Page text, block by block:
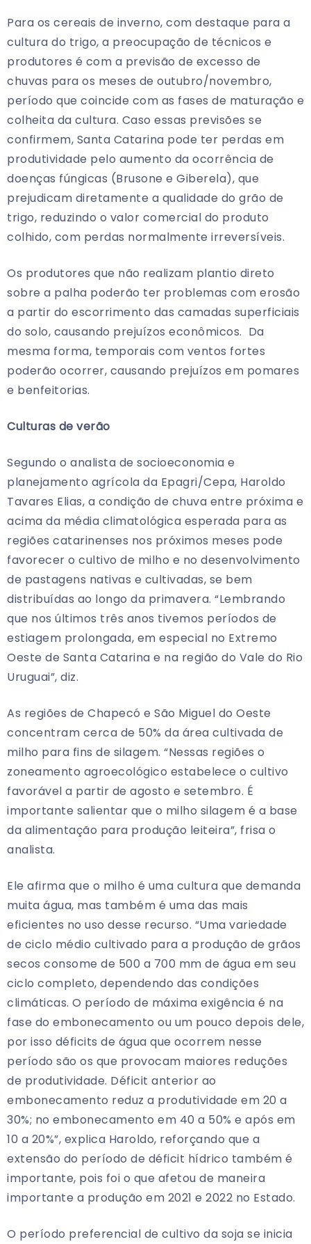
Para os cereais de inverno, com destaque para a
cultura do trigo, a preocupação de técnicos e
produtores é com a previsão de excesso de
chuvas para os meses de outubro/novembro,
período que coincide com as fases de maturação e
colheita da cultura. Caso essas previsões se
confirmem, Santa Catarina pode ter perdas em
produtividade pelo aumento da ocorrência de
doenças fúngicas (Brusone e Giberela), que
prejudicam diretamente a qualidade do grão de
trigo, reduzindo o valor comercial do produto
colhido, com perdas normalmente irreversíveis.
Os produtores que não realizam plantio direto
sobre a palha poderão ter problemas com erosão
a partir do escorrimento das camadas superficiais
do solo, causando prejuízos econômicos. Da
mesma forma, temporais com ventos fortes
poderão ocorrer, causando prejuízos em pomares
e benfeitorias.
Culturas de verão
Segundo o analista de socioeconomia e
planejamento agrícola da Epagri/Cepa, Haroldo
Tavares Elias, a condição de chuva entre próxima e
acima da média climatológica esperada para as
regiões catarinenses nos próximos meses pode
favorecer o cultivo de milho e no desenvolvimento
de pastagens nativas e cultivadas, se bem
distribuídas ao longo da primavera. “Lembrando
que nos últimos três anos tivemos períodos de
estiagem prolongada, em especial no Extremo
Oeste de Santa Catarina e na região do Vale do Rio
Uruguai”, diz.
As regiões de Chapecó e São Miguel do Oeste
concentram cerca de 50% da área cultivada de
milho para fins de silagem. “Nessas regiões o
zoneamento agroecológico estabelece o cultivo
favorável a partir de agosto e setembro. É
importante salientar que o milho silagem é a base
da alimentação para produção leiteira”, frisa o
analista.
Ele afirma que o milho é uma cultura que demanda
muita água, mas também é uma das mais
eficientes no uso desse recurso. “Uma variedade
de ciclo médio cultivado para a produção de grãos
secos consome de 500 a 700 mm de água em seu
ciclo completo, dependendo das condições
climáticas. O período de máxima exigência é na
fase do embonecamento ou um pouco depois dele,
por isso déficits de água que ocorrem nesse
período são os que provocam maiores reduções
de produtividade. Déficit anterior ao
embonecamento reduz a produtividade em 20 a
30%; no embonecamento em 40 a 50% e após em
10 a 20%”, explica Haroldo, reforçando que a
extensão do período de déficit hídrico também é
importante, pois foi o que afetou de maneira
importante a produção em 2021 e 2022 no Estado.
O período preferencial de cultivo da soja se inicia